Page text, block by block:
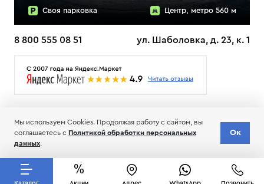
Своя парковка Центр, метро 560 м
8 800 555 08 51 ул. Шаболовка, д. 23, к. 1
Мы используем Cookies. Продолжая работу с сайтом, вы
соглашаетесь с Политикой обработки персональных
данных.
Ок